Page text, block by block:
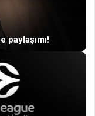
paylaşımı!